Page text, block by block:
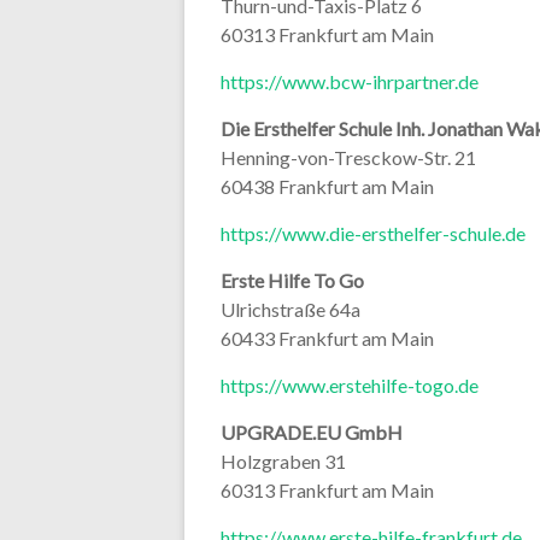
Thurn-und-Taxis-Platz 6
60313 Frankfurt am Main
https://www.bcw-ihrpartner.de
Die Ersthelfer Schule Inh. Jonathan
Henning-von-Tresckow-Str. 21
60438 Frankfurt am Main
https://www.die-ersthelfer-schule.de
Erste Hilfe To Go
Ulrichstraße 64a
60433 Frankfurt am Main
https://www.erstehilfe-togo.de
UPGRADE.EU GmbH
Holzgraben 31
60313 Frankfurt am Main